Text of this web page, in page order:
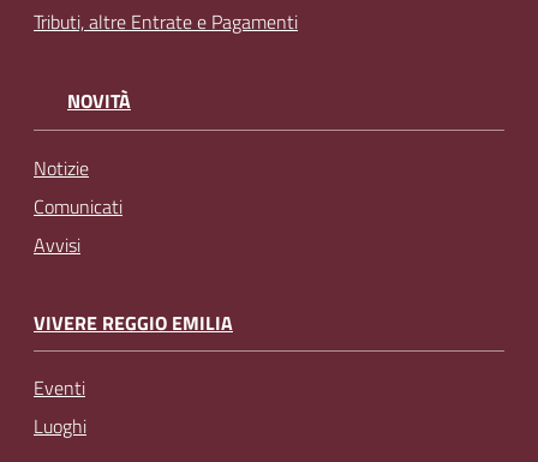
Tributi, altre Entrate e Pagamenti
NOVITÀ
Notizie
Comunicati
Avvisi
VIVERE REGGIO EMILIA
Eventi
Luoghi